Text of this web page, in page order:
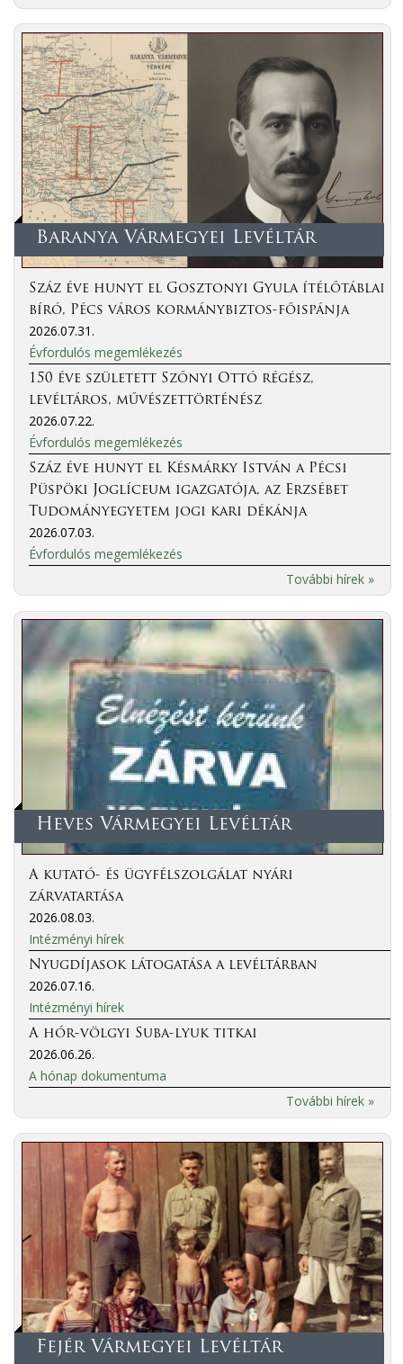
Baranya Vármegyei Levéltár
Száz éve hunyt el Gosztonyi Gyula ítélőtáblai
bíró, Pécs város kormánybiztos-főispánja
2026.07.31.
Évfordulós megemlékezés
150 éve született Szőnyi Ottó régész,
levéltáros, művészettörténész
2026.07.22.
Évfordulós megemlékezés
Száz éve hunyt el Késmárky István a Pécsi
Püspöki Joglíceum igazgatója, az Erzsébet
Tudományegyetem jogi kari dékánja
2026.07.03.
Évfordulós megemlékezés
További hírek »
Heves Vármegyei Levéltár
A kutató- és ügyfélszolgálat nyári
zárvatartása
2026.08.03.
Intézményi hírek
Nyugdíjasok látogatása a levéltárban
2026.07.16.
Intézményi hírek
A hór-völgyi Suba-lyuk titkai
2026.06.26.
A hónap dokumentuma
További hírek »
Fejér Vármegyei Levéltár